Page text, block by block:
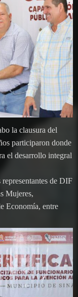
la clausura del
participaron donde
el desarrollo integral
de DIF
Mujeres,
Economía, entre